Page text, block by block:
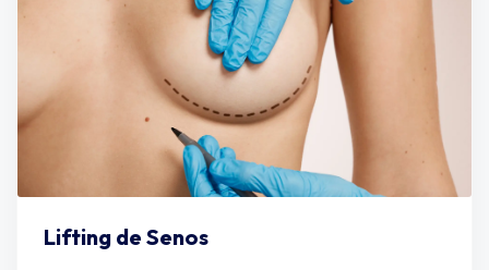
Lifting de Senos